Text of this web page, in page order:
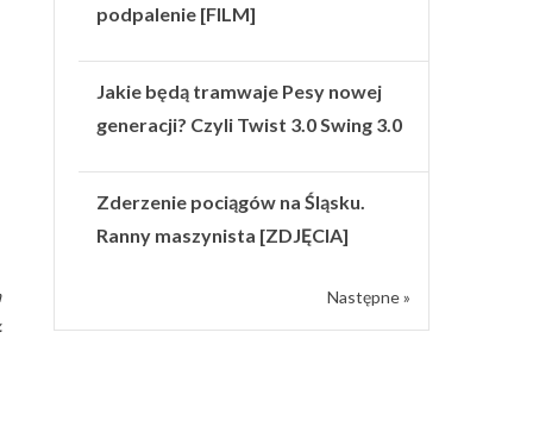
podpalenie [FILM]
Jakie będą tramwaje Pesy nowej
generacji? Czyli Twist 3.0 Swing 3.0
Zderzenie pociągów na Śląsku.
Ranny maszynista [ZDJĘCIA]
Następne »